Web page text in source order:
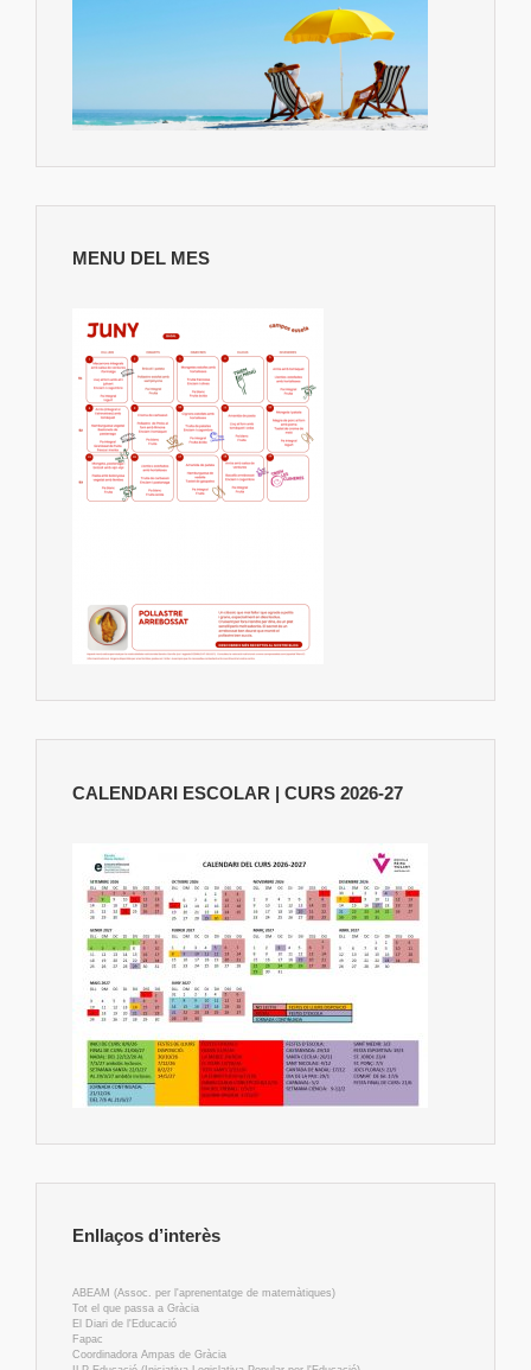
MENU DEL MES
CALENDARI ESCOLAR | CURS 2026-27
Enllaços d’interès
ABEAM (Assoc. per l'aprenentatge de matemàtiques)
Tot el que passa a Gràcia
El Diari de l'Educació
Fapac
Coordinadora Ampas de Gràcia